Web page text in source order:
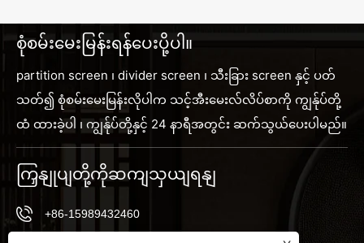
စုံစမ်းမေးမြန်းရန်ပေးပို့ပါ။
partition screen ၊ divider screen ၊ သီးခြား screen နှင့် ပတ်
သတ်၍ စုံစမ်းမေးမြန်းလိုပါက သင့်အီးမေးလ်လိပ်စာကို ကျွန်ုပ်တို့
ထံ ထားခဲ့ပါ ၊ ကျွန်ုပ်တို့နှင့် 24 နာရီအတွင်း ဆက်သွယ်ပေးပါမည်။
ကြှနျုပျတို့ကိုဆကျသှယျရနျ
+86-15989432460